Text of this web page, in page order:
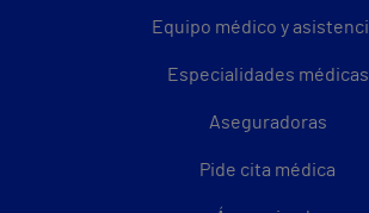
Equipo médico y
Especialidades médicas
Aseguradoras
Pide cita médica